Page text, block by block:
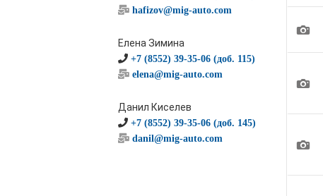
hafizov@mig-auto.com
Елена Зимина
+7 (8552) 39-35-06 (доб. 115)
elena@mig-auto.com
Данил Киселев
+7 (8552) 39-35-06 (доб. 145)
danil@mig-auto.com
1
1
1